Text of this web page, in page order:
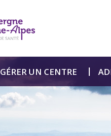
GÉRER UN CENTRE